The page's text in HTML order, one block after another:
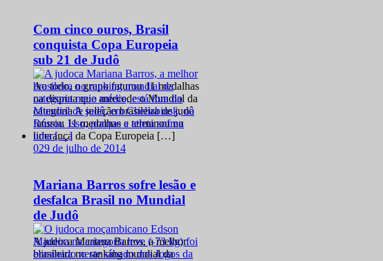
Com cinco ouros, Brasil
conquista Copa Europeia
sub 21 de Judô
Ao todo, o grupo faturou 11 medalhas
na disputa que antecede o Mundial da
categoria A seleção brasileira de judô
faturou 11 medalhas e terminou na
liderança da Copa Europeia […]
029 de julho de 2014
Mariana Barros sofre lesão e
desfalca Brasil no Mundial
de Judô
A judoca Mariana Barros, a melhor
brasileira no ranking mundial da